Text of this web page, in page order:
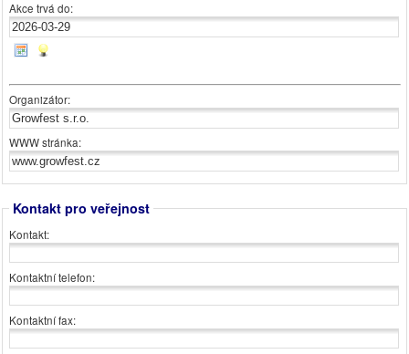
Akce trvá do:
Organizátor:
WWW stránka:
Kontakt pro veřejnost
Kontakt:
Kontaktní telefon:
Kontaktní fax: